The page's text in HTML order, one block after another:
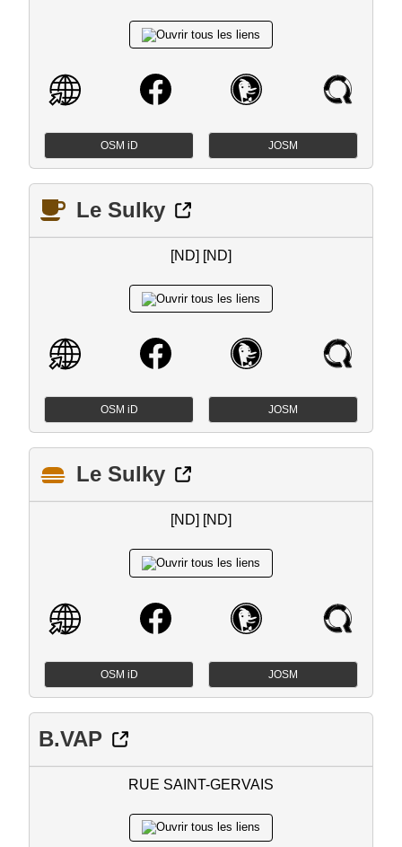
OSM iD JOSM
Le Sulky
[ND] [ND]
OSM iD JOSM
Le Sulky
[ND] [ND]
OSM iD JOSM
B.VAP
RUE SAINT-GERVAIS